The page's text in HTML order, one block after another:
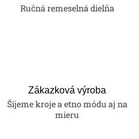
Ručná remeselná dielňa
Zákazková výroba
Šijeme kroje a etno módu aj na
mieru